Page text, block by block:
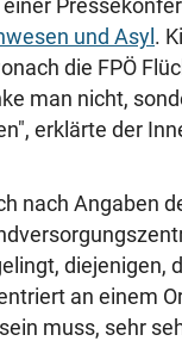
und Asyl .
die FPÖ
man nicht,
erklärte der
nach Angaben
diejenigen,
an einem
muss, sehr